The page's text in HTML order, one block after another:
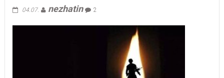
04.07. nezhatin 2